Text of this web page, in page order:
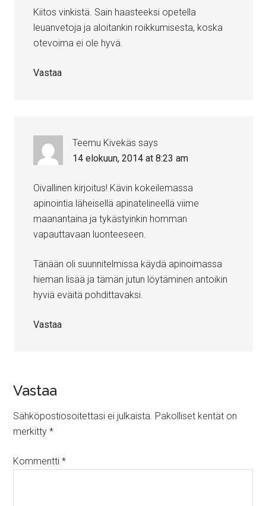
Kiitos vinkistä. Sain haasteeksi opetella
leuanvetoja ja aloitankin roikkumisesta, koska
otevoima ei ole hyvä.
Vastaa
Teemu Kivekäs says
14 elokuun, 2014 at 8:23 am
Oivallinen kirjoitus! Kävin kokeilemassa
apinointia läheisellä apinatelineellä viime
maanantaina ja tykästyinkin homman
vapauttavaan luonteeseen.
Tänään oli suunnitelmissa käydä apinoimassa
hieman lisää ja tämän jutun löytäminen antoikin
hyviä eväitä pohdittavaksi.
Vastaa
Vastaa
Sähköpostiosoitettasi ei julkaista. Pakolliset kentät on
merkitty*
Kommentti*